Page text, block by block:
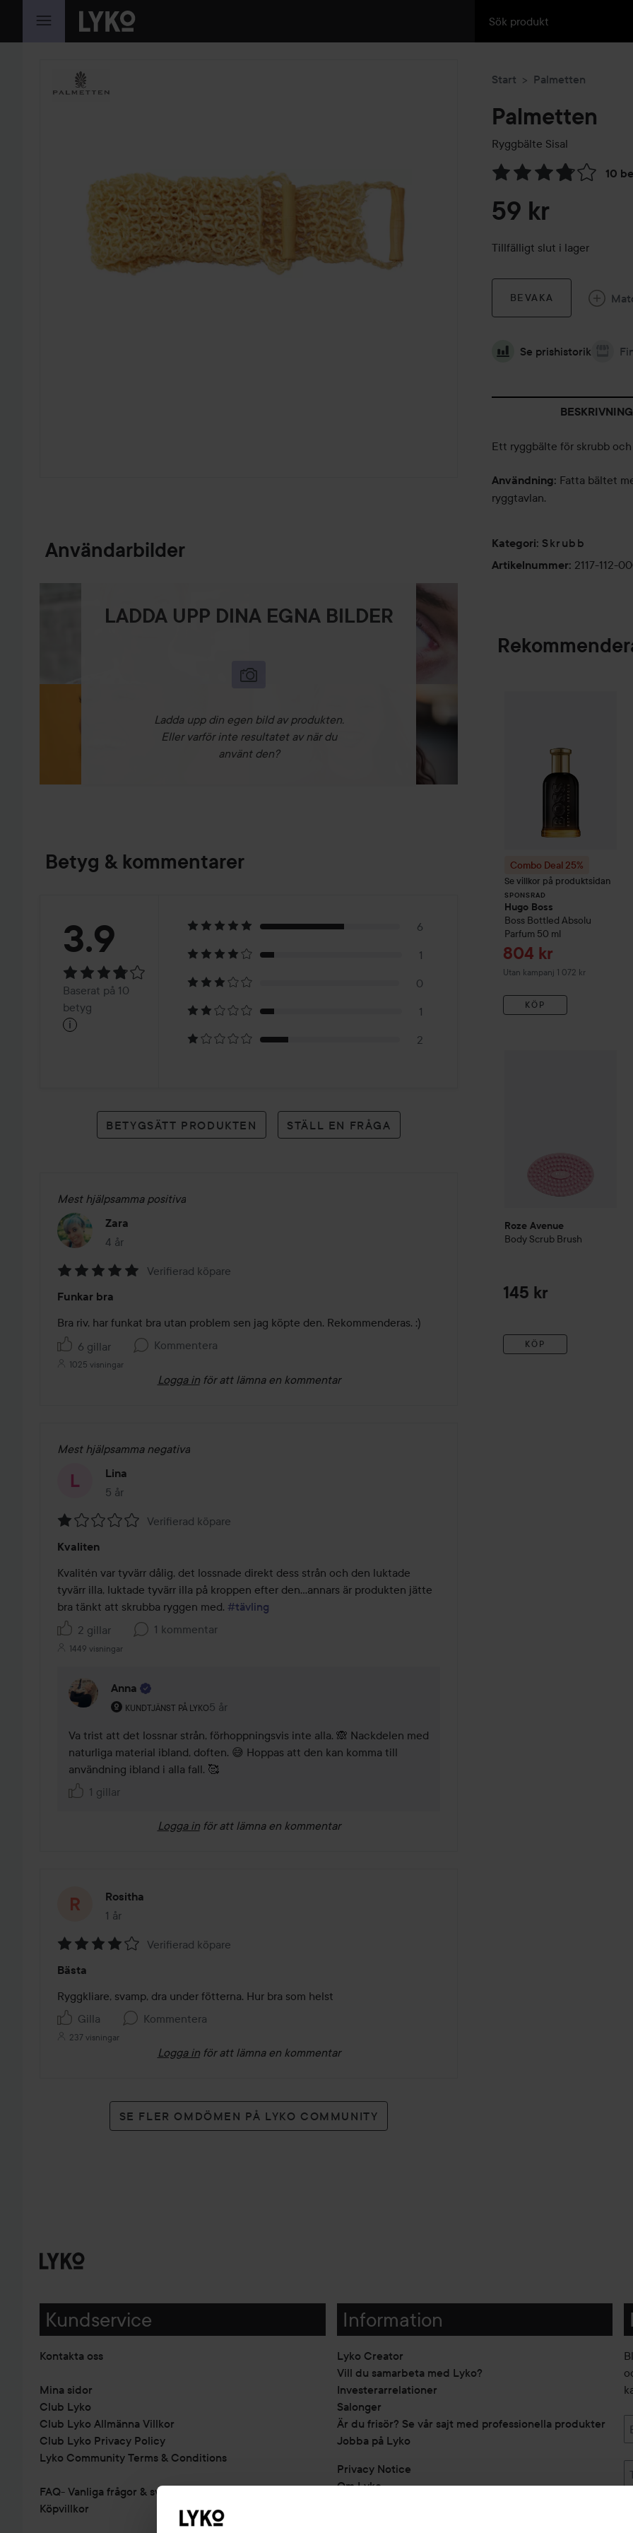
HOPPA TILL INNEHÅLLET
Användarbilder
LADDA UPP DINA EGNA BILDER
Ladda upp din egen bild av produkten.
Eller varför inte resultatet av när du
använt den?
Betyg & kommentarer
Betyg:
3.9Baserat
på
betyg
3.9
Baserat på 10
betyg
i
6
1
0
1
2
BETYGSÄTT PRODUKTEN STÄLL EN FRÅGA
Mest hjälpsamma positiva
Zara
4 år
Inlägget skapades 4 år
5
av
5
Verifierad köpare
Funkar bra
Bra riv, har funkat bra utan problem sen jag köpte den. Rekommenderas. :)
6 gillar
Kommentera
1025 visningar
Logga in för att lämna en kommentar
Mest hjälpsamma negativa
Lina
5 år
Inlägget skapades 5 år
1
av
5
Verifierad köpare
Kvaliten
Kvalitén var tyvärr dålig, det lossnade direkt dess strån och den luktade
tyvärr illa, luktade tyvärr illa på kroppen efter den...annars är produkten jätte
bra tänkt att skrubba ryggen med. #tävling
2 gillar
1 kommentar
1449 visningar
Anna
KUNDTJÄNST PÅ LYKO
Användarens roll: Kundtjänst på Lyko.
5 år
Kommentaren lades 5 år
Va trist att det lossnar strån, förhoppningsvis inte alla. 🙈 Nackdelen med
naturliga material ibland, doften. 😅 Hoppas att den kan komma till
användning ibland i alla fall. 🥰
1 gillar
Logga in för att lämna en kommentar
Rositha
1 år
Inlägget skapades 1 år
4
av
5
Verifierad köpare
Bästa
Ryggkliare, svamp, dra under fötterna. Hur bra som helst
Gilla
Kommentera
237 visningar
Logga in för att lämna en kommentar
SE FLER OMDÖMEN PÅ LYKO COMMUNITY
Start Palmetten
Palmetten
Ryggbälte Sisal
10
Hoppa till Betyg &
59 kr
Tillfälligt slut i lager
BEVAKA
Se prishistorik
BESKRIVNING
Ett ryggbälte för skrubb
Användning: Fatta bältet
ryggtavlan.
Kategori: Skrubb
Artikelnummer: 2117-112-
Combo Deal 25%
Se villkor på produktsidan
SPONSRAD
Hugo Boss
Boss Bottled Absolu
Parfum 50 ml
Reapris
804 kr
Utan kampanj 1 072 kr
KÖP
Roze Avenue
Body Scrub Brush
145 kr
KÖP
Kundservice
Kontakta oss
Mina sidor
Club Lyko
Club Lyko Allmänna Villkor
Club Lyko Privacy Policy
Lyko Community Terms & Conditions
FAQ- Vanliga frågor & svar
Köpvillkor
Information
Lyko Creator
Vill du samarbeta med Lyko?
Investerarrelationer
Salonger
Är du frisör? Se vår sajt med professionella produkter
Jobba på Lyko
Privacy Notice
Om Lyko